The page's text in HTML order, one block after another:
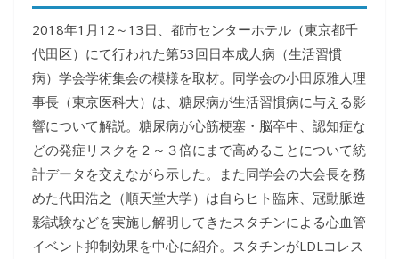
2018年1月12～13日、都市センターホテル（東京都千
代田区）にて行われた第53回日本成人病（生活習慣
病）学会学術集会の模様を取材。同学会の小田原雅人理
事長（東京医科大）は、糖尿病が生活習慣病に与える影
響について解説。糖尿病が心筋梗塞・脳卒中、認知症な
どの発症リスクを２～３倍にまで高めることについて統
計データを交えながら示した。また同学会の大会長を務
めた代田浩之（順天堂大学）は自らヒト臨床、冠動脈造
影試験などを実施し解明してきたスタチンによる心血管
イベント抑制効果を中心に紹介。スタチンがLDLコレス